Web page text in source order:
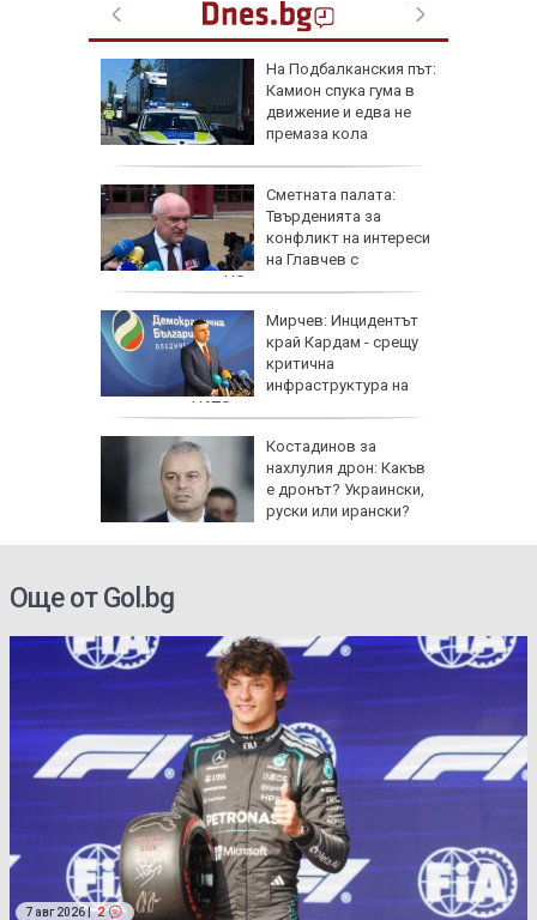
На Подбалканския път:
Камион спука гума в
движение и едва не
премаза кола
Сметната палата:
Твърденията за
конфликт на интереси
на Главчев с
възложените от НС одити са спекулативни
Мирчев: Инцидентът
край Кардам - срещу
критична
инфраструктура на
държава от НАТО
Костадинов за
нахлулия дрон: Какъв
е дронът? Украински,
руски или ирански?
Още от Gol.bg
7 авг 2026 | 2